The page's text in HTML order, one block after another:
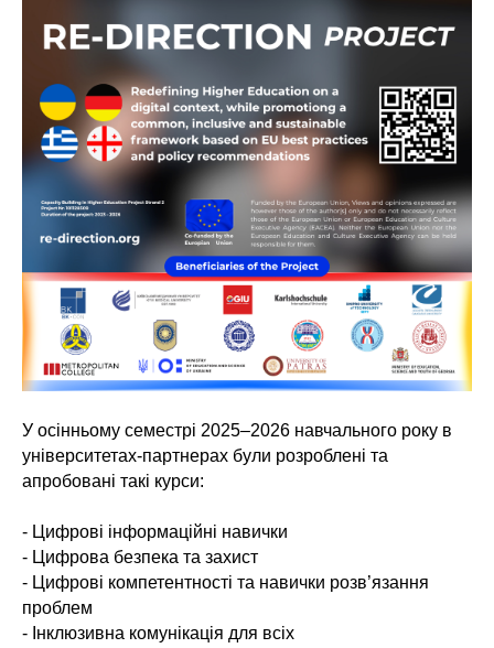
У осінньому семестрі 2025–2026 навчального року в
університетах-партнерах були розроблені та
апробовані такі курси:
- Цифрові інформаційні навички
- Цифрова безпека та захист
- Цифрові компетентності та навички розв’язання
проблем
- Інклюзивна комунікація для всіх